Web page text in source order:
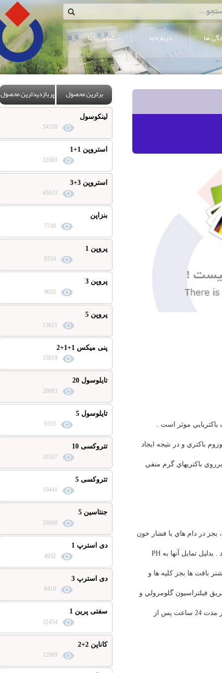
درباره ما تماس با ما
موثر است .
و در نتيجه ايجاد
گرم منفي
دام هاي با فشار خون
PH
ها بجز كليه ها و
گلومرولي و
ادراربدون تغيير شكل دفع ميشوند. 80 تا 90 در صد داروي تجويز شده از طريق ادراردر مدت 24 ساعت پس از
برترین محصول پربازدیدترین محصول
لینکوسول
54350
استروپن 1+1
22003
استروپن 3+3
45033
7748
8334
9053
13621
پنی میکس 1+1+2
10819
تایلوسول 20
20983
تایلوسول 5
6515
تتروکسی 10
10107
تتروکسی 5
10441
جنتاسین 5
26960
دی استرپ 1
4932
دی استرپ 3
8418
سفتی پرین 1
32454
12069